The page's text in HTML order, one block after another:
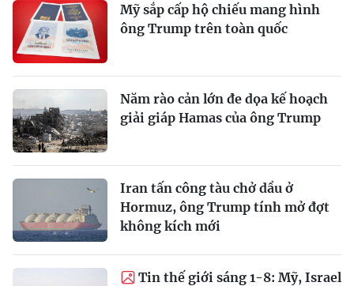
Mỹ sắp cấp hộ chiếu mang hình
ông Trump trên toàn quốc
Năm rào cản lớn đe dọa kế hoạch
giải giáp Hamas của ông Trump
Iran tấn công tàu chở dầu ở
Hormuz, ông Trump tính mở đợt
không kích mới
Tin thế giới sáng 1-8: Mỹ, Israel